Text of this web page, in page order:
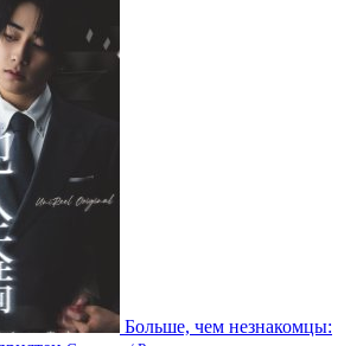
Больше, чем незнакомцы: